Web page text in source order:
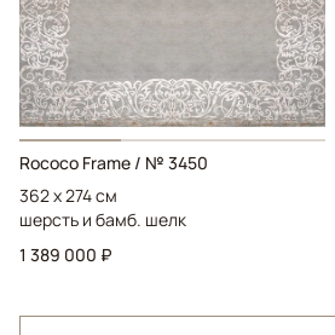
Rococo Frame / № 3450
362 x 274 см
шерсть и бамб. шелк
1 389 000 ₽